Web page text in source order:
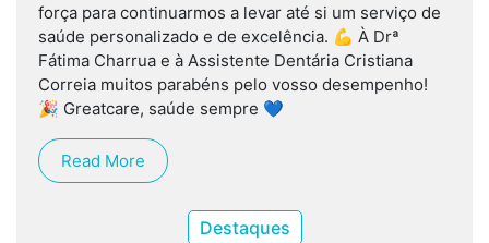
força para continuarmos a levar até si um serviço de
saúde personalizado e de excelência. 💪 À Drª
Fátima Charrua e à Assistente Dentária Cristiana
Correia muitos parabéns pelo vosso desempenho!
🎉 Greatcare, saúde sempre 💙
Read More
Destaques